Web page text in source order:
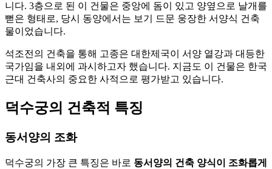
니다. 3층으로 된 이 건물은 중앙에 돔이 있고 양옆으로 날개를
뻗은 형태로, 당시 동양에서는 보기 드문 웅장한 서양식 건축
물이었습니다.
석조전의 건축을 통해 고종은 대한제국이 서양 열강과 대등한
국가임을 내외에 과시하고자 했습니다. 지금도 이 건물은 한국
근대 건축사의 중요한 사적으로 평가받고 있습니다.
덕수궁의 건축적 특징
동서양의 조화
덕수궁의 가장 큰 특징은 바로 동서양의 건축 양식이 조화롭게